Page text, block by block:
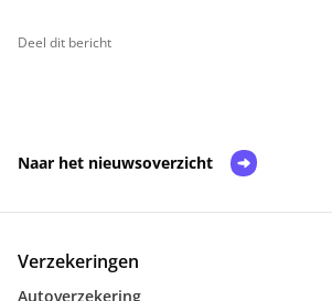
Deel dit bericht
Naar het nieuwsoverzicht
Verzekeringen
Autoverzekering